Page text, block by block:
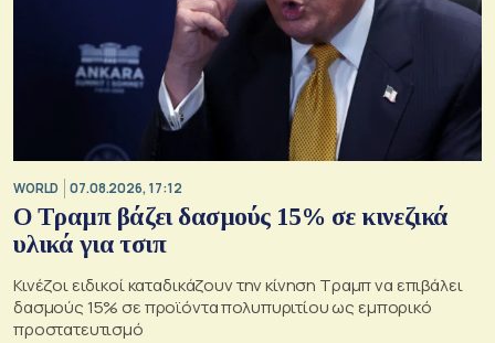
WORLD 07.08.2026, 17:12
Ο Τραμπ βάζει δασμούς 15% σε κινεζικά
υλικά για τσιπ
Κινέζοι ειδικοί καταδικάζουν την κίνηση Τραμπ να επιβάλει
δασμούς 15% σε προϊόντα πολυπυριτίου ως εμπορικό
προστατευτισμό